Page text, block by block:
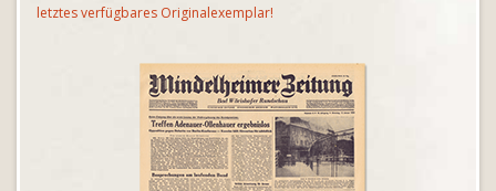
letztes verfügbares Originalexemplar!